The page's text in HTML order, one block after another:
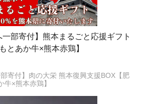
一部寄付】熊本まるごと応援ギフト
とあか牛×熊本赤鶏】
部寄付】肉の大栄 熊本復興支援BOX【肥
牛×熊本赤鶏】